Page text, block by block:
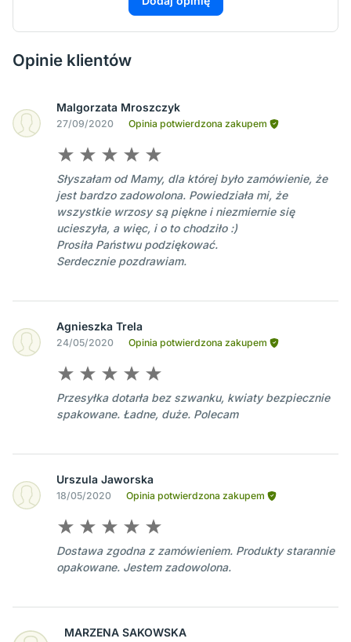
Opinie klientów
Malgorzata Mroszczyk
27/09/2020 Opinia potwierdzona zakupem
Słyszałam od Mamy, dla której było zamówienie, że
jest bardzo zadowolona. Powiedziała mi, że
wszystkie wrzosy są piękne i niezmiernie się
ucieszyła, a więc, i o to chodziło :)
Prosiła Państwu podziękować.
Serdecznie pozdrawiam.
Agnieszka Trela
24/05/2020 Opinia potwierdzona zakupem
Przesyłka dotarła bez szwanku, kwiaty bezpiecznie
spakowane. Ładne, duże. Polecam
Urszula Jaworska
18/05/2020 Opinia potwierdzona zakupem
Dostawa zgodna z zamówieniem. Produkty starannie
opakowane. Jestem zadowolona.
MARZENA SAKOWSKA